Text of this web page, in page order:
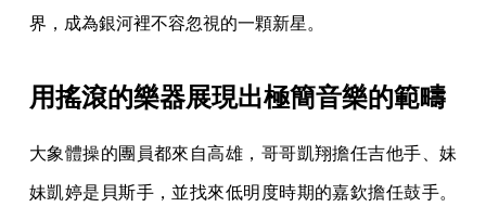
界，成為銀河裡不容忽視的一顆新星。
用搖滾的樂器展現出極簡音樂的範疇
大象體操的團員都來自高雄，哥哥凱翔擔任吉他手、妹
妹凱婷是貝斯手，並找來低明度時期的嘉欽擔任鼓手。